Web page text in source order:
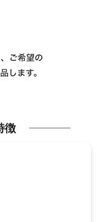
徴